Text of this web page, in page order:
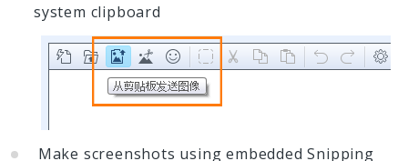
system clipboard
Make screenshots using embedded Snipping